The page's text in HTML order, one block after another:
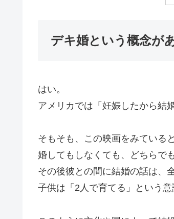
デキ婚という概念が
はい。
アメリカでは「妊娠したから結
そもそも、この映画をみている
婚してもしなくても、どちらで
その後彼との間に結婚の話は、
子供は「2人で育てる」という意